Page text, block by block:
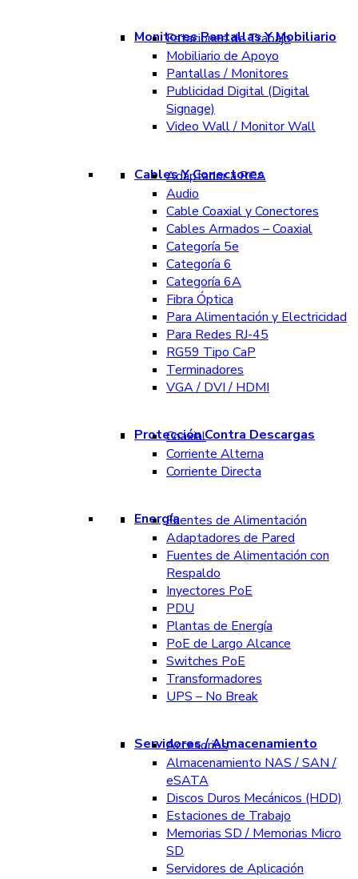
Monitores Pantallas Y Mobiliario
Estaciones de Trabajo
Mobiliario de Apoyo
Pantallas / Monitores
Publicidad Digital (Digital
Signage)
Video Wall / Monitor Wall
Cables Y Conectores
Adaptador a RCA
Audio
Cable Coaxial y Conectores
Cables Armados – Coaxial
Categoría 5e
Categoría 6
Categoría 6A
Fibra Óptica
Para Alimentación y Electricidad
Para Redes RJ-45
RG59 Tipo CaP
Terminadores
VGA / DVI / HDMI
Protección Contra Descargas
Coaxial
Corriente Alterna
Corriente Directa
EnergíaFuentes de Alimentación
Adaptadores de Pared
Fuentes de Alimentación con
Respaldo
Inyectores PoE
PDU
Plantas de Energía
PoE de Largo Alcance
Switches PoE
Transformadores
UPS – No Break
Servidores / Almacenamiento
Accesorios
Almacenamiento NAS / SAN /
eSATA
Discos Duros Mecánicos (HDD)
Estaciones de Trabajo
Memorias SD / Memorias Micro
SD
Servidores de Aplicación